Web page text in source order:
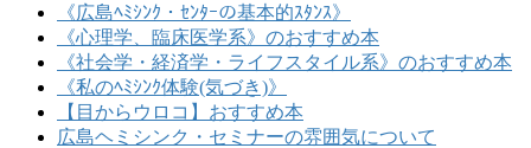
《広島ﾍﾐｼﾝｸ・ｾﾝﾀｰの基本的ｽﾀﾝｽ》
《心理学、臨床医学系》のおすすめ本
《社会学・経済学・ライフスタイル系》のおすすめ本
《私のﾍﾐｼﾝｸ体験(気づき)》
【目からウロコ】おすすめ本
広島ヘミシンク・セミナーの雰囲気について